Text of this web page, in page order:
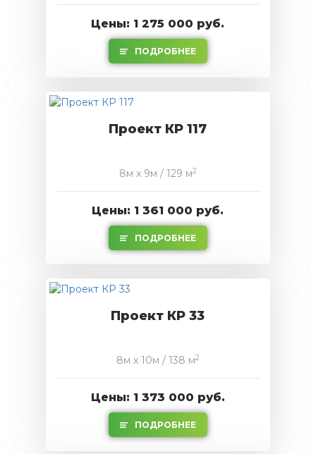
Цены: 1 275 000 руб.
ПОДРОБНЕЕ
Проект КР 117
8м x 9м / 129 м2
Цены: 1 361 000 руб.
ПОДРОБНЕЕ
Проект КР 33
8м x 10м / 138 м2
Цены: 1 373 000 руб.
ПОДРОБНЕЕ